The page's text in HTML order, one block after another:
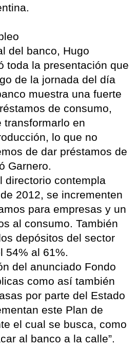
del banco, Hugo
toda la presentación que
de la jornada del día
muestra una fuerte
de consumo,
transformarlo en
lo que no
de dar préstamos de
Garnero.
directorio contempla
2012, se incrementen
para empresas y un
al consumo. También
depósitos del sector
54% al 61%.
del anunciado Fondo
como así también
por parte del Estado
este Plan de
el cual se busca, como
al banco a la calle”.